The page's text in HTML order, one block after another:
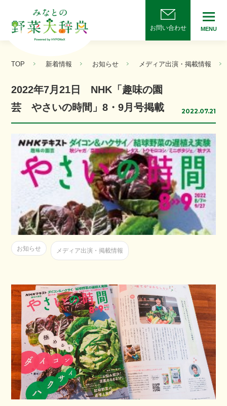
お問い合わせ MENU
TOP 新着情報 お知らせ メディア出演・掲載情報
2022年7月21日 NHK「趣味の園
芸 やさいの時間」8・9月号掲載
2022.07.21
お知らせ メディア出演・掲載情報